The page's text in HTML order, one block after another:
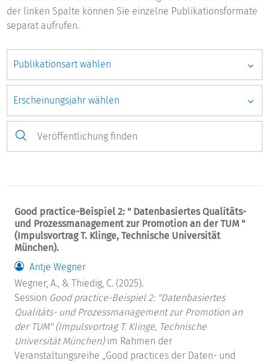
der linken Spalte können Sie einzelne Publikationsformate
separat aufrufen.
Good practice-Beispiel 2: " Datenbasiertes Qualitäts-
und Prozessmanagement zur Promotion an der TUM "
(Impulsvortrag T. Klinge, Technische Universität
München).
Antje Wegner
Wegner, A., & Thiedig, C. (2025).
Session Good practice-Beispiel 2: "Datenbasiertes
Qualitäts- und Prozessmanagement zur Promotion an
der TUM" (Impulsvortrag T. Klinge, Technische
Universität München)im Rahmen der
Veranstaltungsreihe „Good practices der Daten- und